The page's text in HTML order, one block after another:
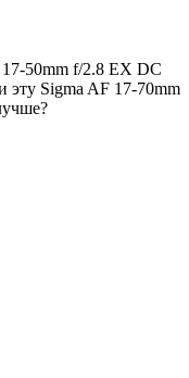
50mm f/2.8 EX DC
Sigma AF 17-70mm